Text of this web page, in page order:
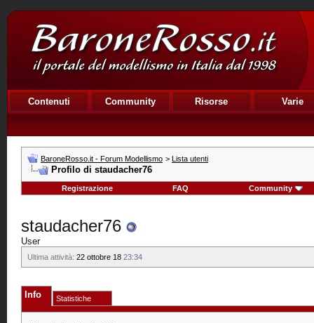
Contenuti Community Risorse Varie
BaroneRosso.it - Forum Modellismo > Lista utenti
Profilo di staudacher76
Registrazione FAQ Community
staudacher76
User
Ultima attività: 22 ottobre 18 23:34
Info Statistiche